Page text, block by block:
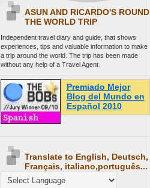
ASUN AND RICARDO'S ROUND
THE WORLD TRIP
Independent travel diary and guide, that shows
experiences, tips and valuable information to make
a trip around the world. The trip has been made
without any help of a Travel Agent.
Premiado Mejor
Blog del Mundo en
Español 2010
Translate to English, Deutsch,
Français, italiano,português...